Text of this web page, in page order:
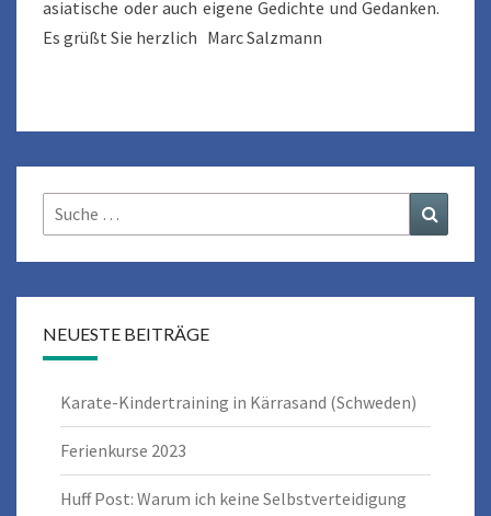
asiatische oder auch eigene Gedichte und Gedanken.
Es grüßt Sie herzlich Marc Salzmann
Suche
nach:
NEUESTE BEITRÄGE
Karate-Kindertraining in Kärrasand (Schweden)
Ferienkurse 2023
Huff Post: Warum ich keine Selbstverteidigung